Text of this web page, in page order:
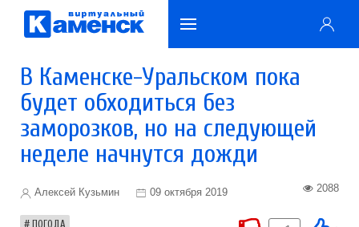
В Каменске-Уральском пока
будет обходиться без
заморозков, но на следующей
неделе начнутся дожди
Алексей Кузьмин 09 октября 2019 2088
ПОГОДА